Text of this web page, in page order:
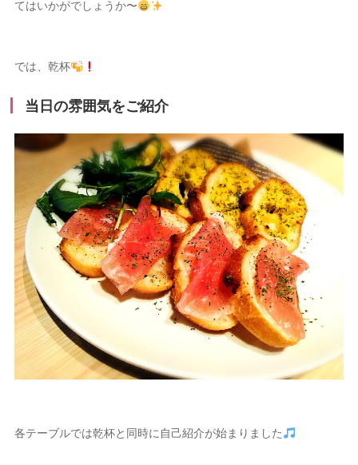
てはいかがでしょうか〜
では、乾杯
当日の雰囲気をご紹介
各テーブルでは乾杯と同時に自己紹介が始まりました